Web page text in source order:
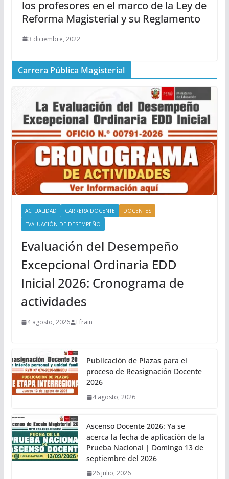
los profesores en el marco de la Ley de
Reforma Magisterial y su Reglamento
3 diciembre, 2022
Carrera Pública Magisterial
ACTUALIDAD CARRERA DOCENTE
DOCENTES
EVALUACIÓN DE DESEMPEÑO
Evaluación del Desempeño
Excepcional Ordinaria EDD
Inicial 2026: Cronograma de
actividades
4 agosto, 2026 Efrain
Publicación de Plazas para el
proceso de Reasignación Docente
2026
4 agosto, 2026
Ascenso Docente 2026: Ya se
acerca la fecha de aplicación de la
Prueba Nacional | Domingo 13 de
septiembre del 2026
26 julio, 2026